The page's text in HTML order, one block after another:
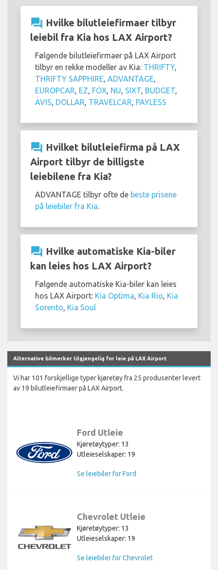
question_answer Hvilke bilutleiefirmaer tilbyr
leiebil fra Kia hos LAX Airport?
Følgende bilutleiefirmaer på LAX Airport
tilbyr en rekke modeller av Kia: THRIFTY,
THRIFTY SAPPHIRE ADVANTAGE
EUROPCAR EZ FOX NU SIXT BUDGET
AVIS DOLLAR TRAVELCAR PAYLESS
question_answer Hvilket bilutleiefirma på LAX
Airport tilbyr de billigste
leiebilene fra Kia?
ADVANTAGE tilbyr ofte de beste prisene
på leiebiler fra Kia
question_answer Hvilke automatiske Kia-biler
kan leies hos LAX Airport?
Følgende automatiske Kia-biler kan leies
hos LAX Airport: Kia Optima Kia Rio Kia
Sorento Kia Soul
Alternative bilmerker tilgjengelig for leie på LAX Airport
Vi har 101 forskjellige typer kjøretøy fra 25 produsenter levert
av 19 bilutleiefirmaer på LAX Airport.
Ford Utleie
Kjøretøytyper: 13
Utleieselskaper: 19
Se leiebiler for Ford
Chevrolet Utleie
Kjøretøytyper: 13
Utleieselskaper: 19
Se leiebiler for Chevrolet